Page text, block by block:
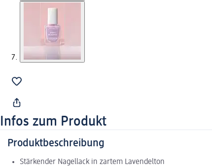
Infos zum Produkt
Produktbeschreibung
Stärkender Nagellack in zartem Lavendelton